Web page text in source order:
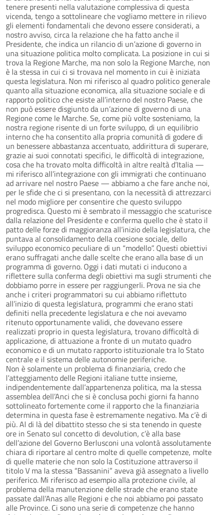
tenere presenti nella valutazione complessiva di questa
vicenda, tengo a sottolineare che vogliamo mettere in rilievo
gli elementi fondamentali che devono essere considerati, a
nostro avviso, circa la relazione che ha fatto anche il
Presidente, che indica un rilancio di un’azione di governo in
una situazione politica molto complicata. La posizione in cui si
trova la Regione Marche, ma non solo la Regione Marche, non
è la stessa in cui ci si trovava nel momento in cui è iniziata
questa legislatura. Non mi riferisco al quadro politico generale
quanto alla situazione economica, alla situazione sociale e di
rapporto politico che esiste all’interno del nostro Paese, che
non può essere disgiunto da un’azione di governo di una
Regione come le Marche. Se, come più volte sosteniamo, la
nostra regione risente di un forte sviluppo, di un equilibrio
interno che ha consentito alla propria comunità di godere di
un benessere abbastanza accentuato, addirittura di superare,
grazie ai suoi connotati specifici, le difficoltà di integrazione,
cosa che ha trovato molta difficoltà in altre realtà d’Italia —
mi riferisco all’integrazione con gli immigrati che continuano
ad arrivare nel nostro Paese — abbiamo a che fare anche noi,
per le sfide che ci si presentano, con la necessità di attrezzarci
nel modo migliore per consentire che questo sviluppo
progredisca. Questo mi è sembrato il messaggio che scaturisce
dalla relazione del Presidente e conferma quello che è stato il
patto delle forze di maggioranza all’inizio della legislatura, che
puntava al consolidamento della coesione sociale, dello
sviluppo economico peculiare di un “modello”. Questi obiettivi
erano suffragati anche dalle scelte che erano alla base di un
programma di governo. Oggi i dati mutati ci inducono a
riflettere sulla conferma degli obiettivi ma sugli strumenti che
dobbiamo porre in essere per raggiungerli. Prova ne sia che
anche i criteri programmatori su cui abbiamo riflettuto
all’inizio di questa legislatura, programmi che erano stati
definiti nella precedente legislatura e che noi avevamo
ritenuto opportunamente validi, che dovevano essere
realizzati proprio in questa legislatura, trovano difficoltà di
applicazione, di attuazione a fronte di un mutato quadro
economico e di un mutato rapporto istituzionale tra lo Stato
centrale e il sistema delle autonomie periferiche.
Non è solamente un problema di finanziaria, credo che
l’atteggiamento delle Regioni italiane tutte insieme,
indipendentemente dall’appartenenza politica, ma la stessa
assemblea dell’Anci che si è conclusa pochi giorni fa hanno
sottolineato fortemente come il rapporto che la finanziaria
determina in questa fase è estremamente negativo. Ma c’è di
più. Al di là del dibattito stesso che si sta tenendo in queste
ore in Senato sul concetto di devolution, c’è alla base
dell’azione del Governo Berlusconi una volontà assolutamente
chiara di riportare al centro molte di quelle competenze, molte
di quelle materie che non solo la Costituzione attraverso il
titolo V ma la stessa “Bassanini” aveva già assegnato a livello
periferico. Mi riferisco ad esempio alla protezione civile, al
problema della manutenzione delle strade che erano state
passate dall’Anas alle Regioni e che noi abbiamo poi passato
alle Province. Ci sono una serie di competenze che hanno